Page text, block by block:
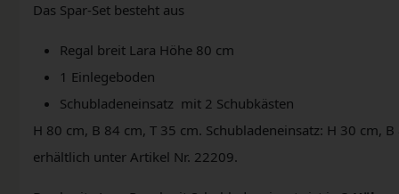
Das Spar-Set besteht aus
Regal breit Lara Höhe 80 cm
1 Einlegeboden
Schubladeneinsatz mit 2 Schubkästen
H 80 cm, B 84 cm, T 35 cm. Schubladeneinsatz: H 30 cm,
erhältlich unter Artikel Nr. 22209.